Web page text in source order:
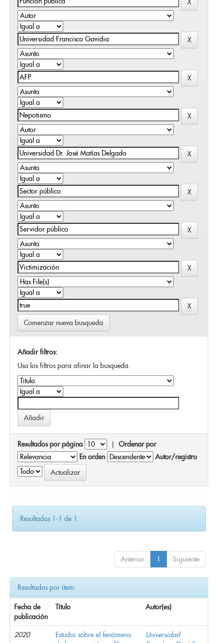
Comenzar nueva busqueda
Añadir filtros:
Usa los filtros para afinar la busqueda.
Resultados por página | Ordenar por
En orden
Autor/registro
Resultados 1-1 de 1.
Anterior 1 Siguiente
Resultados por ítem:
Fecha de
publicación
Título Autor(es)
2020
Estudio sobre el fenómeno
Universidad